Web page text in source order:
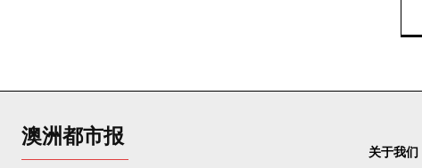
澳洲都市报
关于我们